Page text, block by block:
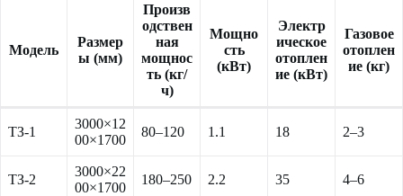
Модель
Размер
ы (мм)
Произв
одствен
ная
мощнос
ть (кг/
ч)
Мощно
сть
(кВт)
Электр
ическое
отоплен
ие (кВт)
Газовое
отоплен
ие (кг)
ТЗ-1
3000×12
00×1700
80–120 1.1 18 2–3
ТЗ-2
3000×22
00×1700
180–250 2.2 35 4–6